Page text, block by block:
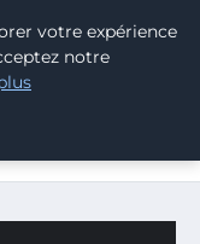
VERTES
votre expérience
notre